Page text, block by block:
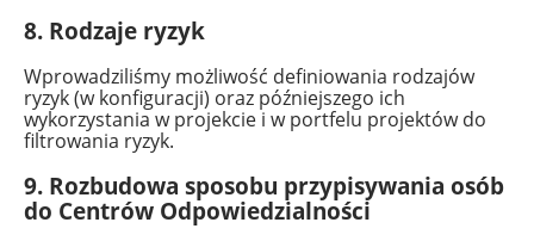
8. Rodzaje ryzyk
Wprowadziliśmy możliwość definiowania rodzajów
ryzyk (w konfiguracji) oraz późniejszego ich
wykorzystania w projekcie i w portfelu projektów do
filtrowania ryzyk.
9. Rozbudowa sposobu przypisywania osób
do Centrów Odpowiedzialności